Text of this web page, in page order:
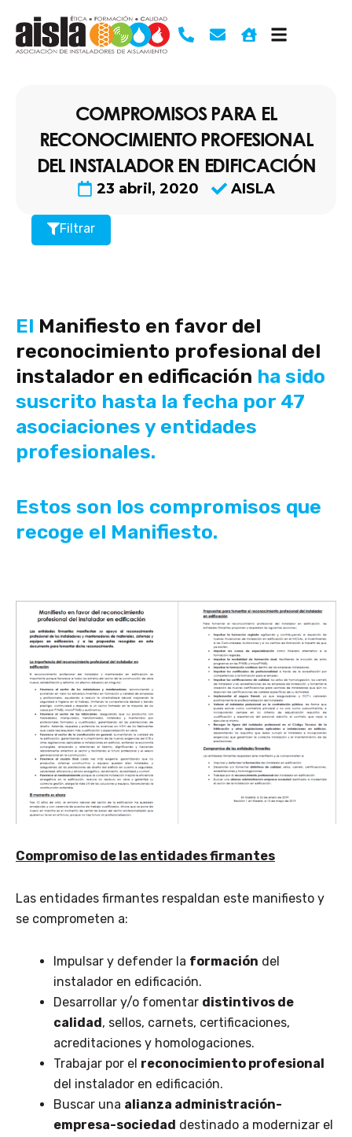
contenido
COMPROMISOS PARA EL
RECONOCIMIENTO PROFESIONAL
DEL INSTALADOR EN EDIFICACIÓN
23 abril, 2020 AISLA
Filtrar
El Manifiesto en favor del
reconocimiento profesional del
instalador en edificación ha sido
suscrito hasta la fecha por 47
asociaciones y entidades
profesionales.
Estos son los compromisos que
recoge el Manifiesto.
Compromiso de las entidades firmantes
Las entidades firmantes respaldan este manifiesto y
se comprometen a:
Impulsar y defender la formación del
instalador en edificación.
Desarrollar y/o fomentar distintivos de
calidad , sellos, carnets, certificaciones,
acreditaciones y homologaciones.
Trabajar por el reconocimiento profesional
del instalador en edificación.
Buscar una alianza administración-
empresa-sociedad destinado a modernizar el